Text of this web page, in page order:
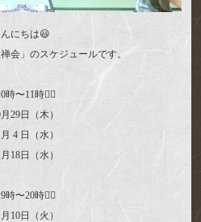
にちは😃
会」のスケジュールです。
時〜11時🧘‍♀️
月29日（木）
月 4 日（水）
月18日（水）
時〜20時🧘‍♂️
月10日（火）